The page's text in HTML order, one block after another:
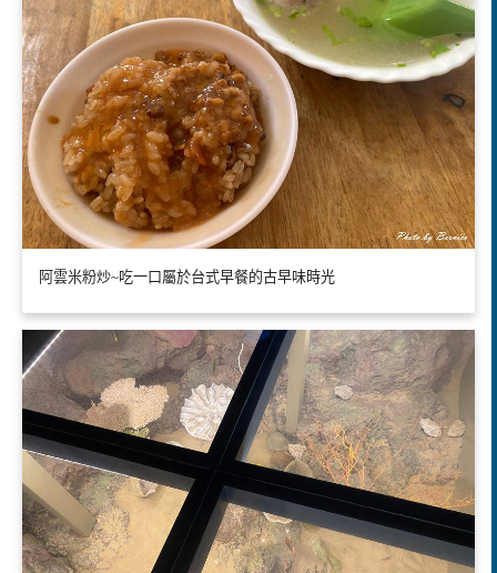
阿雲米粉炒~吃一口屬於台式早餐的古早味時光